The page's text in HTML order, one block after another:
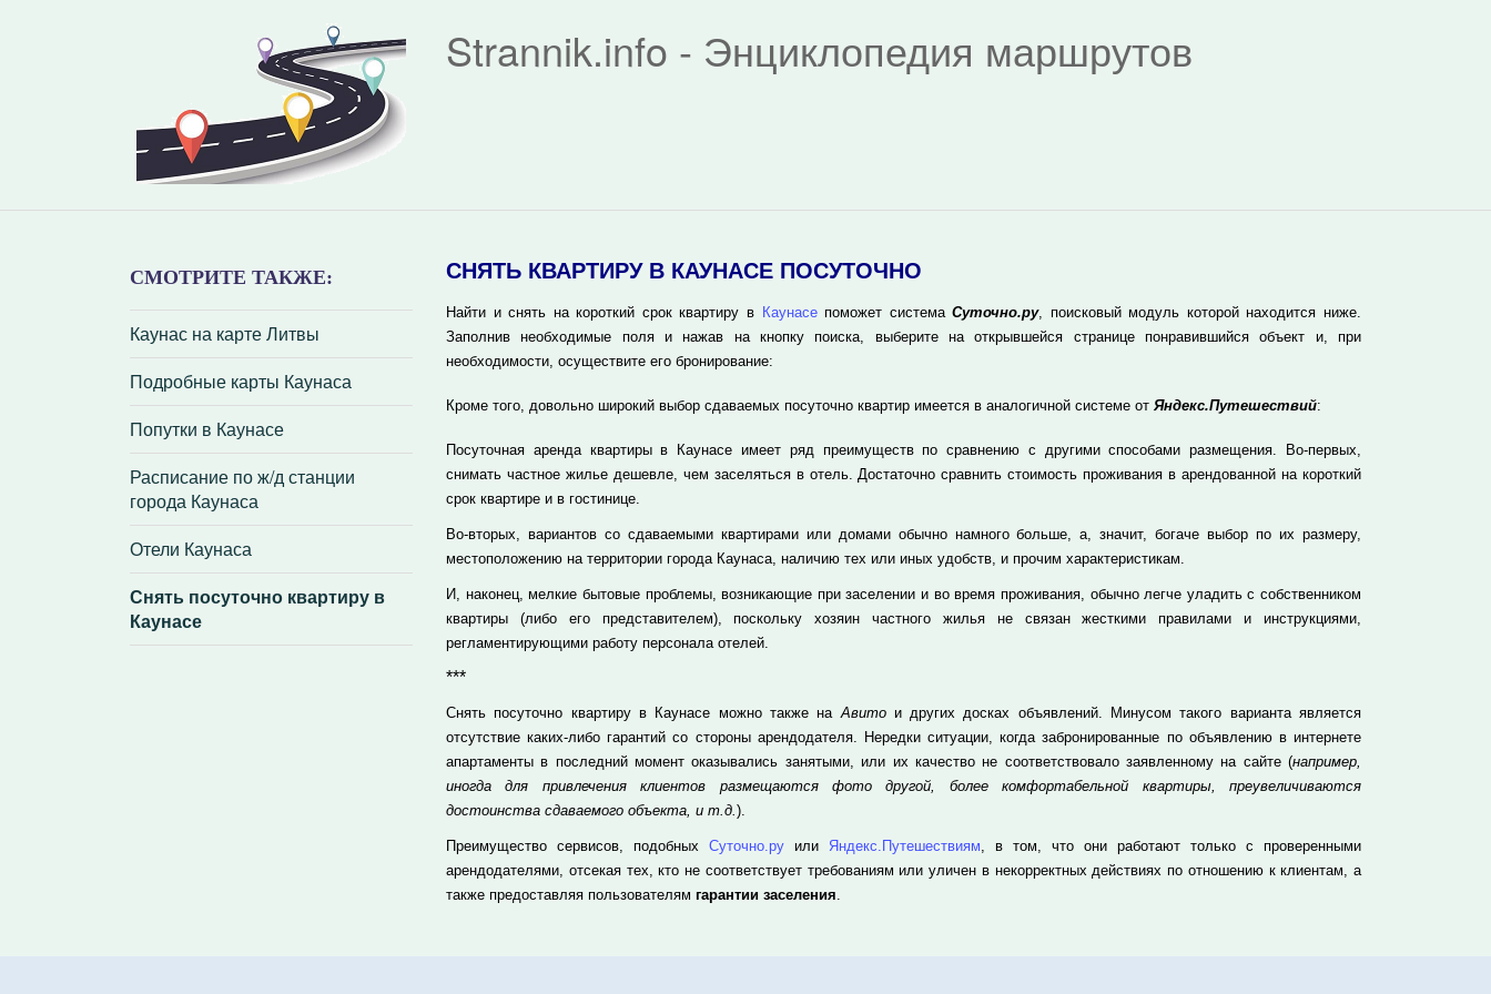
Strannik.info - Энциклопедия маршрутов
СМОТРИТЕ ТАКЖЕ:
Каунас на карте Литвы
Подробные карты Каунаса
Попутки в Каунасе
Расписание по ж/д станции
города Каунаса
Отели Каунаса
Снять посуточно квартиру в
Каунасе
СНЯТЬ КВАРТИРУ В КАУНАСЕ ПОСУТОЧНО
Найти и снять на короткий срок квартиру в Каунасепоможет системаСуточно.ру, поисковый модуль которой находится ниже.
Заполнив необходимые поля и нажав на кнопку поиска, выберите на открывшейся странице понравившийся объект и, при
необходимости, осуществите его бронирование:
Кроме того, довольно широкий выбор сдаваемых посуточно квартир имеется в аналогичной системе от Яндекс.Путешествий:
Посуточная аренда квартиры в Каунасе имеет ряд преимуществ по сравнению с другими способами размещения. Во-первых,
снимать частное жилье дешевле, чем заселяться в отель. Достаточно сравнить стоимость проживания в арендованной на короткий
срок квартире и в гостинице.
Во-вторых, вариантов со сдаваемыми квартирами или домами обычно намного больше, а, значит, богаче выбор по их размеру,
местоположению на территории города Каунаса, наличию тех или иных удобств, и прочим характеристикам.
И, наконец, мелкие бытовые проблемы, возникающие при заселении и во время проживания, обычно легче уладить с собственником
квартиры (либо его представителем), поскольку хозяин частного жилья не связан жесткими правилами и инструкциями,
регламентирующими работу персонала отелей.
***
Снять посуточно квартиру в Каунасе можно также наАвитои других досках объявлений. Минусом такого варианта является
отсутствие каких-либо гарантий со стороны арендодателя. Нередки ситуации, когда забронированные по объявлению в интернете
апартаменты в последний момент оказывались занятыми, или их качество не соответствовало заявленному на сайте (например,
иногда для привлечения клиентов размещаются фото другой, более комфортабельной квартиры, преувеличиваются
достоинства сдаваемого объекта, и т.д.).
Преимущество сервисов, подобных Суточно.ру или Яндекс.Путешествиям, в том, что они работают только с проверенными
арендодателями, отсекая тех, кто не соответствует требованиям или уличен в некорректных действиях по отношению к клиентам, а
также предоставляя пользователям гарантии заселения.